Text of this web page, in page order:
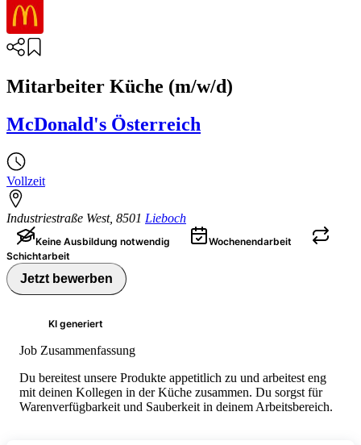
Mitarbeiter Küche (m/w/d)
McDonald's Österreich
Vollzeit
Industriestraße West, 8501 Lieboch
Keine Ausbildung notwendig
Wochenendarbeit
Schichtarbeit
Jetzt bewerben
KI generiert
Job Zusammenfassung
Du bereitest unsere Produkte appetitlich zu und arbeitest eng
mit deinen Kollegen in der Küche zusammen. Du sorgst für
Warenverfügbarkeit und Sauberkeit in deinem Arbeitsbereich.